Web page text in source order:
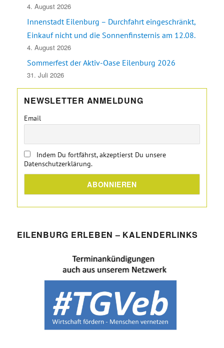
4. August 2026
Innenstadt Eilenburg – Durchfahrt eingeschränkt,
Einkauf nicht und die Sonnenfinsternis am 12.08.
4. August 2026
Sommerfest der Aktiv-Oase Eilenburg 2026
31. Juli 2026
NEWSLETTER ANMELDUNG
Email
Indem Du fortfährst, akzeptierst Du unsere
Datenschutzerklärung.
EILENBURG ERLEBEN – KALENDERLINKS